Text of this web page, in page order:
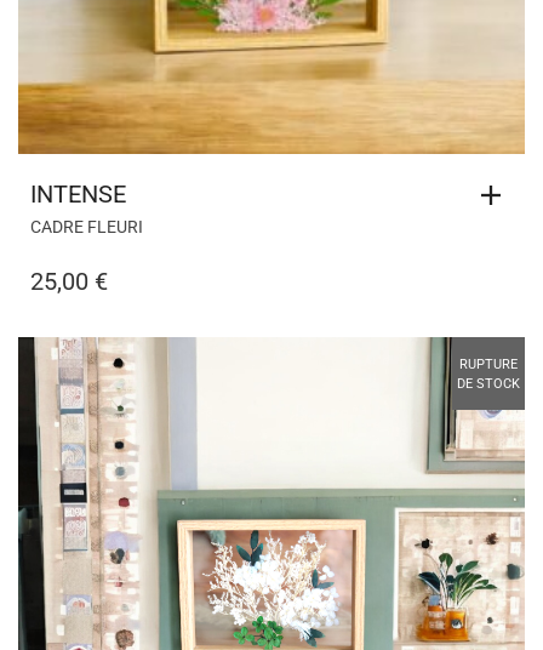
INTENSE
CADRE FLEURI
25,00 €
RUPTURE
DE STOCK